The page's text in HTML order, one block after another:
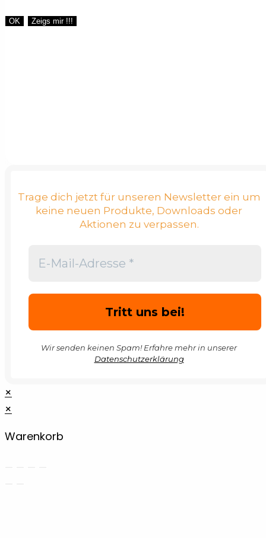
OK Zeigs mir !!!
Trage dich jetzt für unseren Newsletter ein um
keine neuen Produkte, Downloads oder
Aktionen zu verpassen.
Wir senden keinen Spam! Erfahre mehr in unserer
Datenschutzerklärung
×
×
Warenkorb